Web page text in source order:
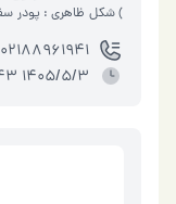
02188961941
1405/5/3 11:12:43